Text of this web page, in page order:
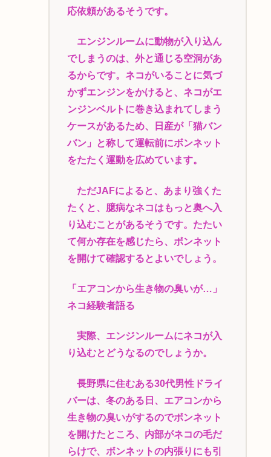
応依頼があるそうです。
エンジンルームに動物が入り込ん
でしまうのは、外と通じる空洞があ
るからです。ネコがいることに気づ
かずエンジンをかけると、ネコがエ
ンジンベルトに巻き込まれてしまう
ケースがあるため、日産が「猫バン
バン」と称して運転前にボンネット
をたたく運動を広めています。
ただJAFによると、あまり強くた
たくと、臆病なネコはもっと奥へ入
り込むことがあるそうです。たたい
て何か存在を感じたら、ボンネット
を開けて確認するとよいでしょう。
「エアコンから生き物の臭いが…」
ネコ経験者語る
実際、エンジンルームにネコが入
り込むとどうなるのでしょうか。
長野県に住むある30代男性ドライ
バーは、冬のある日、エアコンから
生き物の臭いがするのでボンネット
を開けたところ、内部がネコの毛だ
らけで、ボンネットの内張りにも引